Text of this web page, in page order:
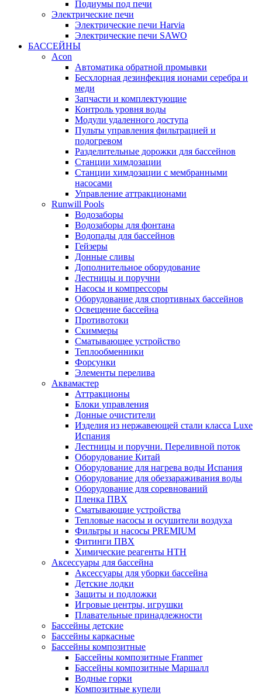
Подиумы под печи
Электрические печи
Электрические печи Harvia
Электрические печи SAWO
БАССЕЙНЫ
Acon
Автоматика обратной промывки
Беcхлорная дезинфекция ионами серебра и
меди
Запчасти и комплектующие
Контроль уровня воды
Модули удаленного доступа
Пульты управления фильтрацией и
подогревом
Разделительные дорожки для бассейнов
Станции химдозации
Станции химдозации с мембранными
насосами
Управление аттракционами
Runwill Pools
Водозаборы
Водозаборы для фонтана
Водопады для бассейнов
Гейзеры
Донные сливы
Дополнительное оборудование
Лестницы и поручни
Насосы и компрессоры
Оборудование для спортивных бассейнов
Освещение бассейна
Противотоки
Скиммеры
Сматывающее устройство
Теплообменники
Форсунки
Элементы перелива
Аквамастер
Аттракционы
Блоки управления
Донные очистители
Изделия из нержавеющей стали класса Luxe
Испания
Лестницы и поручни. Переливной поток
Оборудование Китай
Оборудование для нагрева воды Испания
Оборудование для обеззараживания воды
Оборудование для соревнований
Пленка ПВХ
Сматывающие устройства
Тепловые насосы и осушители воздуха
Фильтры и насосы PREMIUM
Фитинги ПВХ
Химические реагенты HTH
Аксессуары для бассейна
Аксессуары для уборки бассейна
Детские лодки
Защиты и подложки
Игровые центры, игрушки
Плавательные принадлежности
Бассейны детские
Бассейны каркасные
Бассейны композитные
Бассейны композитные Franmer
Бассейны композитные Маршалл
Водные горки
Композитные купели